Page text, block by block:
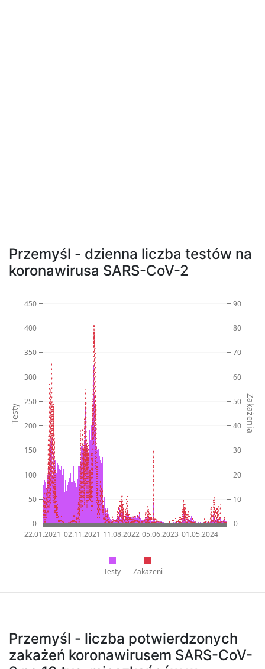
Przemyśl - dzienna liczba testów na
koronawirusa SARS-CoV-2
0
50
100
150
200
250
300
350
400
450
Testy
0
10
20
30
40
50
60
70
80
90
Zakażenia
22.01.2021 02.11.2021 11.08.2022 05.06.2023 01.05.2024
Testy Zakażeni
Przemyśl - liczba potwierdzonych
zakażeń koronawirusem SARS-CoV-